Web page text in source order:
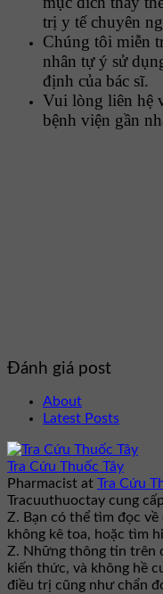
trị y tế chuyên
Chúng tôi miễn
nhân tự ý sử
định của bác sĩ.
Vui lòng liên hệ
bệnh viện gần
Đánh giá post
About
Latest Posts
Tra Cứu Thuốc Tây
Pharmacist at Tra Cứu
Tracuuthuoctay cung
Z. Bạn có thể tìm đọc
không kê toa, hoặc tìm
Z. Những thông tin trên
kiến thức, và không hề
điều trị cũng như chẩn